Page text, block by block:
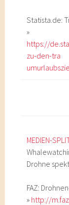
Statista.de:
»
https://
zu-den-tra
MEDIEN-
Drohne
FAZ:
» http://